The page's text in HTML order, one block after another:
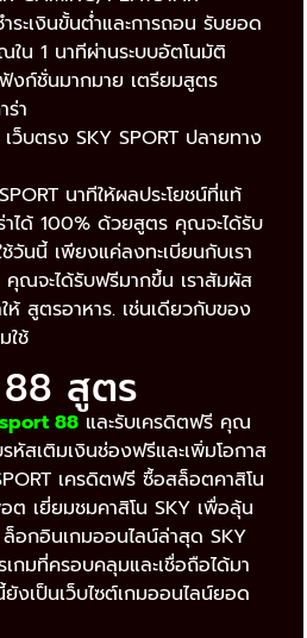
ระเงินขั้นต่ำและการถอน รับยอด
น 1 นาทีผ่านระบบอัตโนมัติ
งก์ชั่นมากมาย เตรียมสูตร
ร่า
บตรง SKY SPORT ปลายทาง
นาทีให้ผลประโยชน์ที่แท้
าได้ 100% ด้วยสูตร คุณจะได้รับ
วันนี้ เพียงแค่ลงทะเบียนกับเรา
ณจะได้รับฟรีมากขึ้น เราสัมผัส
สูตรอาหาร. เช่นเดียวกับของ
ใช้
สูตร
88 และรับเครดิตฟรี คุณ
สเติมเงินช่องฟรีและเพิ่มโอกาส
เครดิตฟรี ซื้อสล็อตคาสิโน
ต เยี่ยมชมคาสิโน SKY เพื่อลุ้น
อกอินเกมออนไลน์ล่าสุด SKY
เกมที่ครอบคลุมและเชื่อถือได้มา
งเป็นเว็บไซต์เกมออนไลน์ยอด